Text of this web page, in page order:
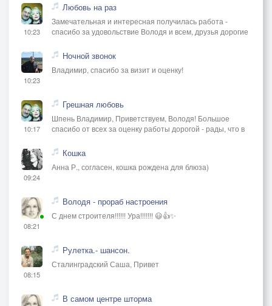
10:23
Любовь на раз
Замечательная и интересная получилась работа -
спасибо за удовольствие Володя и всем, друзья дорогие
10:23
Ночной звонок
Владимир, спасибо за визит и оценку!
10:17
Грешная любовь
Шпень Владимир, Приветствуем, Володя! Большое
спасибо от всех за оценку работы дорогой - рады, что в
09:24
Кошка
Анна Р., согласен, кошка рождена для блюза)
08:21
Володя - прораб настроения
С днем строителя!!!!!! Ура!!!!!!! 😃👍✨
08:15
Рулетка.- шансон.
Сталинградский Саша, Привет
В самом центре шторма